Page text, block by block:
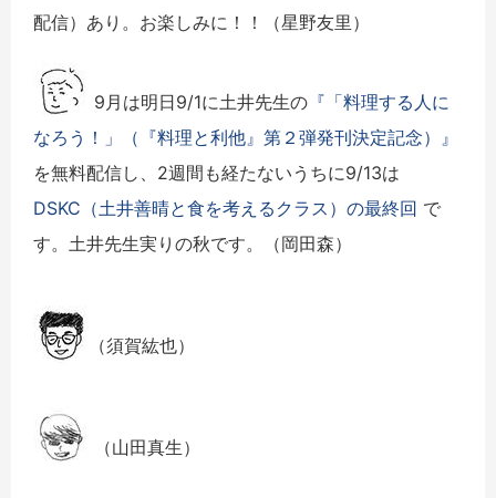
配信）あり。お楽しみに！！（星野友里）
9月は明日9/1に土井先生の 『「料理する人に
なろう！」（『料理と利他』第２弾発刊決定記念）』
を無料配信し、2週間も経たないうちに9/13は
DSKC（土井善晴と食を考えるクラス）の最終回 で
す。土井先生実りの秋です。
（岡田森）
（須賀紘也）
（山田真生）